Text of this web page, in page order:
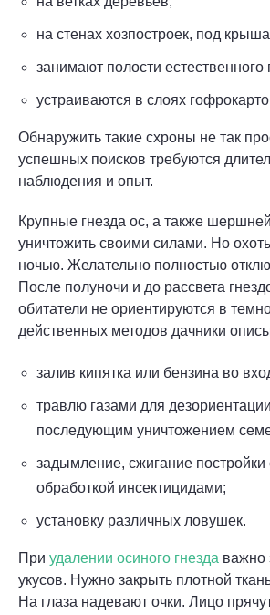
на стенах хозпостроек, под
занимают полости
устраиваются в слоях
Обнаружить такие схроны не так
успешных поисков требуются
наблюдения и опыт.
Крупные гнезда ос, а также
уничтожить своими силами. Но
ночью. Желательно полностью
После полуночи и до рассвета
обитатели не ориентируются в
действенных методов дачники
залив кипятка или бензина во
травлю газами для
последующим уничтожением
задымление, сжигание
обработкой инсектицидами;
установку различных ловушек.
При удалении осиного гнезда важно
укусов. Нужно закрыть плотной
На глаза надевают очки. Лицо